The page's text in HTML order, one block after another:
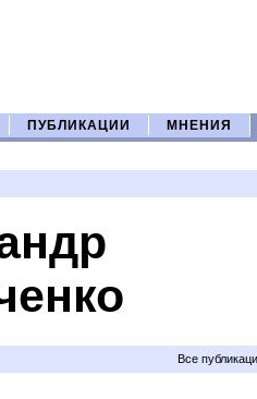
ПУБЛИКАЦИИ МНЕНИЯ
Все